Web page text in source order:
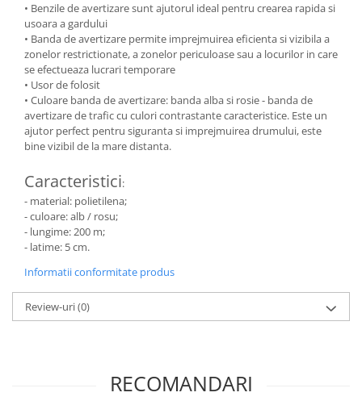
• Benzile de avertizare sunt ajutorul ideal pentru crearea rapida si
usoara a gardului
• Banda de avertizare permite imprejmuirea eficienta si vizibila a
zonelor restrictionate, a zonelor periculoase sau a locurilor in care
se efectueaza lucrari temporare
• Usor de folosit
• Culoare banda de avertizare: banda alba si rosie - banda de
avertizare de trafic cu culori contrastante caracteristice. Este un
ajutor perfect pentru siguranta si imprejmuirea drumului, este
bine vizibil de la mare distanta.
Caracteristici:
- material: polietilena;
- culoare: alb / rosu;
- lungime: 200 m;
- latime: 5 cm.
Informatii conformitate produs
Review-uri(0)
RECOMANDARI